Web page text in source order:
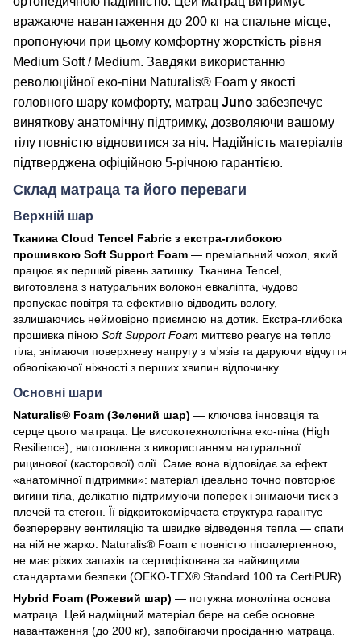
вражаюче навантаження до 200 кг на спальне місце,
пропонуючи при цьому комфортну жорсткість рівня
Medium Soft / Medium. Завдяки використанню
революційної еко-піни Naturalis® Foam у якості
головного шару комфорту, матрац Juno забезпечує
виняткову анатомічну підтримку, дозволяючи вашому
тілу повністю відновитися за ніч. Надійність матеріалів
підтверджена офіційною 5-річною гарантією.
Склад матраца та його переваги
Верхній шар
Тканина Cloud Tencel Fabric з екстра-глибокою
прошивкою Soft Support Foam — преміальний чохол, який
працює як перший рівень затишку. Тканина Tencel,
виготовлена з натуральних волокон евкаліпта, чудово
пропускає повітря та ефективно відводить вологу,
залишаючись неймовірно приємною на дотик. Екстра-глибока
прошивка піною Soft Support Foam миттєво реагує на тепло
тіла, знімаючи поверхневу напругу з м'язів та даруючи відчуття
обволікаючої ніжності з перших хвилин відпочинку.
Основні шари
Naturalis® Foam (Зелений шар) — ключова інновація та
серце цього матраца. Це високотехнологічна еко-піна (High
Resilience), виготовлена з використанням натуральної
рицинової (касторової) олії. Саме вона відповідає за ефект
«анатомічної підтримки»: матеріал ідеально точно повторює
вигини тіла, делікатно підтримуючи поперек і знімаючи тиск з
плечей та стегон. Її відкритокомірчаста структура гарантує
безперервну вентиляцію та швидке відведення тепла — спати
на ній не жарко. Naturalis® Foam є повністю гіпоалергенною,
не має різких запахів та сертифікована за найвищими
стандартами безпеки (OEKO-TEX® Standard 100 та CertiPUR).
Hybrid Foam (Рожевий шар) — потужна монолітна основа
матраца. Цей надміцний матеріал бере на себе основне
навантаження (до 200 кг), запобігаючи просіданню матраца.